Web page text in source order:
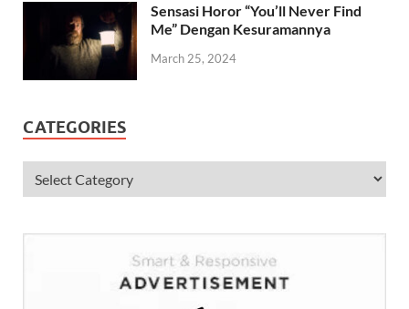
Sensasi Horor “You’ll Never Find
Me” Dengan Kesuramannya
March 25, 2024
CATEGORIES